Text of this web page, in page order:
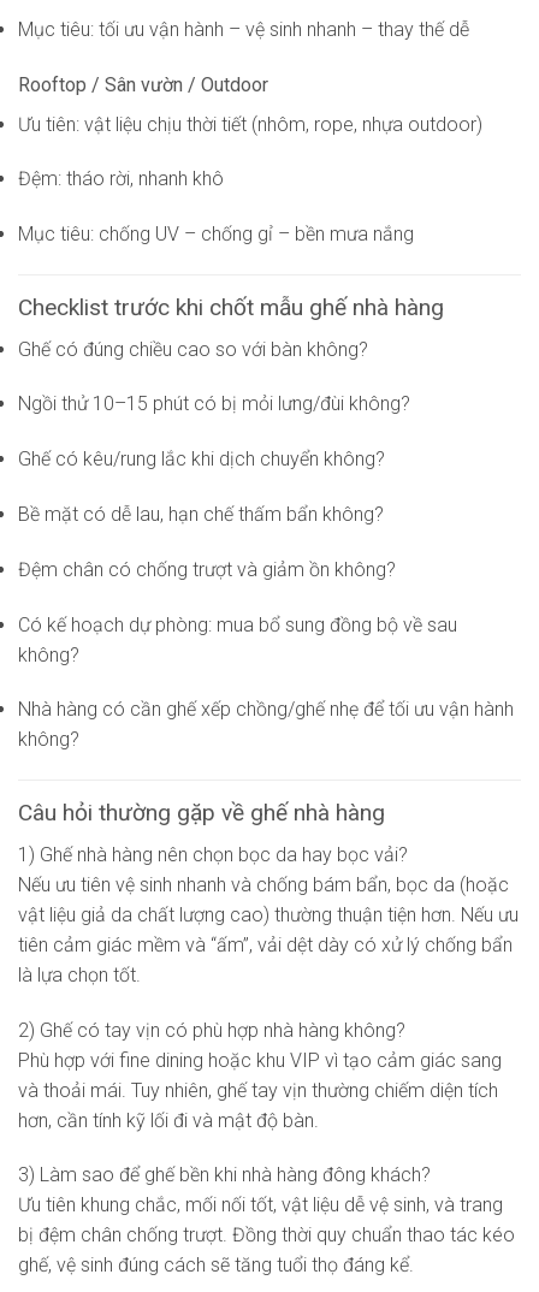
Mục tiêu: tối ưu vận hành – vệ sinh nhanh – thay thế dễ
Rooftop / Sân vườn / Outdoor
Ưu tiên: vật liệu chịu thời tiết (nhôm, rope, nhựa outdoor)
Đệm: tháo rời, nhanh khô
Mục tiêu: chống UV – chống gỉ – bền mưa nắng
Checklist trước khi chốt mẫu ghế nhà hàng
Ghế có đúng chiều cao so với bàn không?
Ngồi thử 10–15 phút có bị mỏi lưng/đùi không?
Ghế có kêu/rung lắc khi dịch chuyển không?
Bề mặt có dễ lau, hạn chế thấm bẩn không?
Đệm chân có chống trượt và giảm ồn không?
Có kế hoạch dự phòng: mua bổ sung đồng bộ về sau
không?
Nhà hàng có cần ghế xếp chồng/ghế nhẹ để tối ưu vận hành
không?
Câu hỏi thường gặp về ghế nhà hàng
1) Ghế nhà hàng nên chọn bọc da hay bọc vải?
Nếu ưu tiên vệ sinh nhanh và chống bám bẩn, bọc da (hoặc
vật liệu giả da chất lượng cao) thường thuận tiện hơn. Nếu ưu
tiên cảm giác mềm và “ấm”, vải dệt dày có xử lý chống bẩn
là lựa chọn tốt.
2) Ghế có tay vịn có phù hợp nhà hàng không?
Phù hợp với fine dining hoặc khu VIP vì tạo cảm giác sang
và thoải mái. Tuy nhiên, ghế tay vịn thường chiếm diện tích
hơn, cần tính kỹ lối đi và mật độ bàn.
3) Làm sao để ghế bền khi nhà hàng đông khách?
Ưu tiên khung chắc, mối nối tốt, vật liệu dễ vệ sinh, và trang
bị đệm chân chống trượt. Đồng thời quy chuẩn thao tác kéo
ghế, vệ sinh đúng cách sẽ tăng tuổi thọ đáng kể.